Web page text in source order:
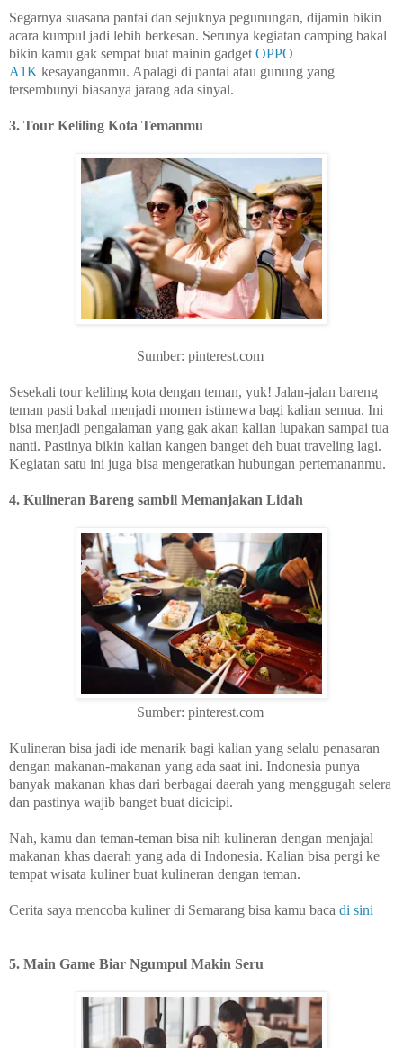
Segarnya suasana pantai dan sejuknya pegunungan, dijamin bikin
acara kumpul jadi lebih berkesan. Serunya kegiatan camping bakal
bikin kamu gak sempat buat mainin gadget OPPO
A1K kesayanganmu. Apalagi di pantai atau gunung yang
tersembunyi biasanya jarang ada sinyal.
3. Tour Keliling Kota Temanmu
Sumber: pinterest.com
Sesekali tour keliling kota dengan teman, yuk! Jalan-jalan bareng
teman pasti bakal menjadi momen istimewa bagi kalian semua. Ini
bisa menjadi pengalaman yang gak akan kalian lupakan sampai tua
nanti. Pastinya bikin kalian kangen banget deh buat traveling lagi.
Kegiatan satu ini juga bisa mengeratkan hubungan pertemananmu.
4. Kulineran Bareng sambil Memanjakan Lidah
Sumber: pinterest.com
Kulineran bisa jadi ide menarik bagi kalian yang selalu penasaran
dengan makanan-makanan yang ada saat ini. Indonesia punya
banyak makanan khas dari berbagai daerah yang menggugah selera
dan pastinya wajib banget buat dicicipi.
Nah, kamu dan teman-teman bisa nih kulineran dengan menjajal
makanan khas daerah yang ada di Indonesia. Kalian bisa pergi ke
tempat wisata kuliner buat kulineran dengan teman.
Cerita saya mencoba kuliner di Semarang bisa kamu baca di sini
5. Main Game Biar Ngumpul Makin Seru